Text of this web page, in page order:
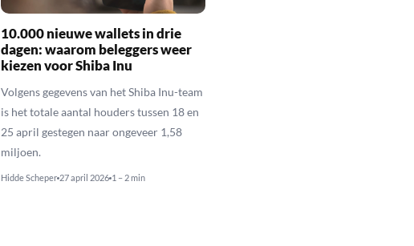
10.000 nieuwe wallets in drie
dagen: waarom beleggers weer
kiezen voor Shiba Inu
Volgens gegevens van het Shiba Inu-team
is het totale aantal houders tussen 18 en
25 april gestegen naar ongeveer 1,58
miljoen.
Hidde Scheper 27 april 2026 1 – 2 min